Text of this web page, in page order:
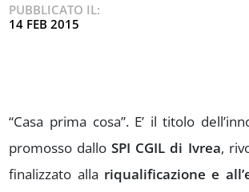
PUBBLICATO IL:
14 FEB 2015
“Casa prima cosa”. E’ il titolo
promosso dalloSPI CGIL di Ivrea,
finalizzato alla riqualificazione e